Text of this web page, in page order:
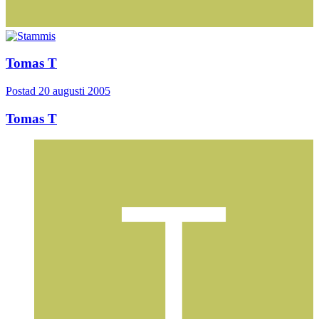
Tomas T
Postad 20 augusti 2005
Tomas T